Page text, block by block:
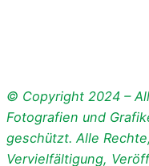
© Copyright 2024 –
Fotografien und
geschützt. Alle
Vervielfältigung,